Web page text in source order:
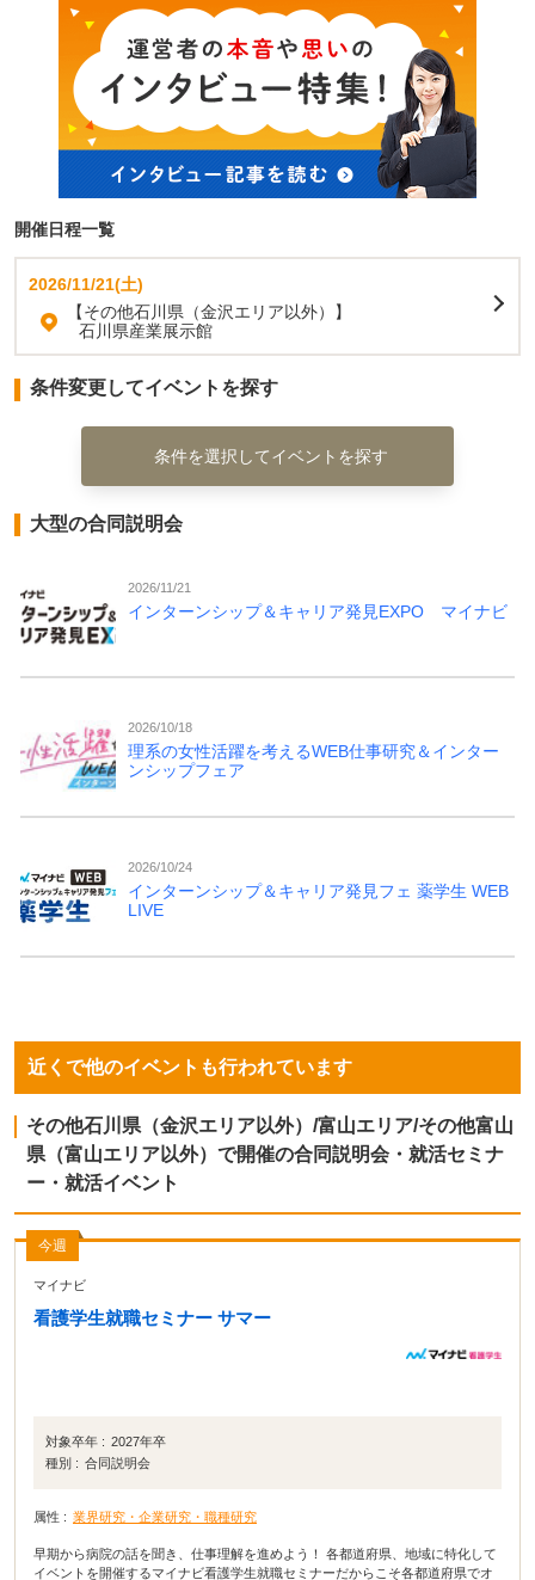
開催日程一覧
2026/11/21(土)
【その他石川県（金沢エリア以外）】
石川県産業展示館
条件変更してイベントを探す
条件を選択してイベントを探す
大型の合同説明会
2026/11/21
インターンシップ＆キャリア発見EXPO マイナビ
2026/10/18
理系の女性活躍を考えるWEB仕事研究＆インター
ンシップフェア
2026/10/24
インターンシップ＆キャリア発見フェ 薬学生 WEB
LIVE
近くで他のイベントも行われています
その他石川県（金沢エリア以外）/富山エリア/その他富山
県（富山エリア以外）で開催の合同説明会・就活セミナ
ー・就活イベント
今週
マイナビ
看護学生就職セミナー サマー
対象卒年 : 2027年卒
種別 : 合同説明会
属性 : 業界研究・企業研究・職種研究
早期から病院の話を聞き、仕事理解を進めよう！ 各都道府県、地域に特化して
イベントを開催するマイナビ看護学生就職セミナーだからこそ各都道府県でオ